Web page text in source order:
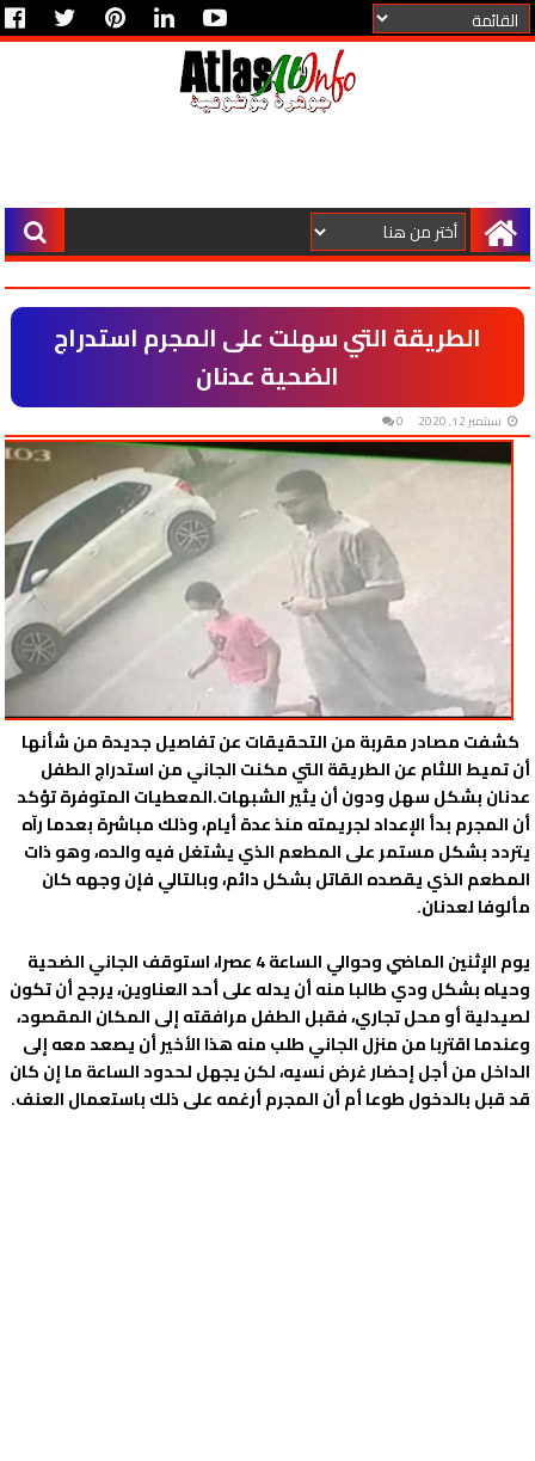
الطريقة التي سهلت على المجرم استدراج
الضحية عدنان
سبتمبر 12, 2020 0
كشفت مصادر مقربة من التحقيقات عن تفاصيل جديدة من شأنها
أن تميط اللثام عن الطريقة التي مكنت الجاني من استدراج الطفل
عدنان بشكل سهل ودون أن يثير الشبهات.المعطيات المتوفرة تؤكد
أن المجرم بدأ الإعداد لجريمته منذ عدة أيام، وذلك مباشرة بعدما رآه
يتردد بشكل مستمر على المطعم الذي يشتغل فيه والده، وهو ذات
المطعم الذي يقصده القاتل بشكل دائم، وبالتالي فإن وجهه كان
مألوفا لعدنان.
يوم الإثنين الماضي وحوالي الساعة 4 عصرا، استوقف الجاني الضحية
وحياه بشكل ودي طالبا منه أن يدله على أحد العناوين، يرجح أن تكون
لصيدلية أو محل تجاري، فقبل الطفل مرافقته إلى المكان المقصود،
وعندما اقتربا من منزل الجاني طلب منه هذا الأخير أن يصعد معه إلى
الداخل من أجل إحضار غرض نسيه، لكن يجهل لحدود الساعة ما إن كان
قد قبل بالدخول طوعا أم أن المجرم أرغمه على ذلك باستعمال العنف.